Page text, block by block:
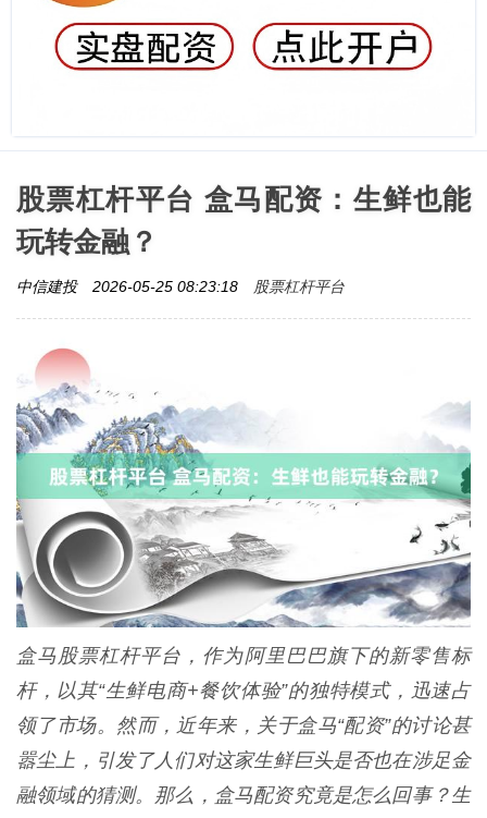
股票杠杆平台 盒马配资：生鲜也能
玩转金融？
中信建投 2026-05-25 08:23:18 股票杠杆平台
盒马股票杠杆平台，作为阿里巴巴旗下的新零售标
杆，以其“生鲜电商+餐饮体验”的独特模式，迅速占
领了市场。然而，近年来，关于盒马“配资”的讨论甚
嚣尘上，引发了人们对这家生鲜巨头是否也在涉足金
融领域的猜测。那么，盒马配资究竟是怎么回事？生